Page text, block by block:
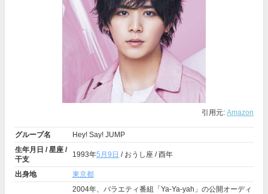
引用元: Amazon
グループ名
Hey! Say! JUMP
生年月日 / 星座 /
干支
1993年5月9日 / おうし座 / 酉年
出身地 東京都
2004年、バラエティ番組「Ya-Ya-yah」の公開オーディ